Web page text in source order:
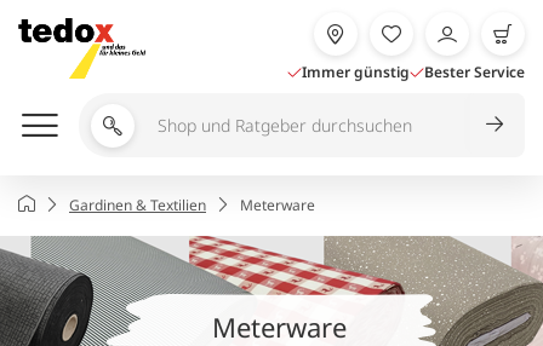
Inhalt
springen
Immer günstig Bester Service
Shop
durchsuchen
StartseiteGardinen & Textilien Meterware
Meterware